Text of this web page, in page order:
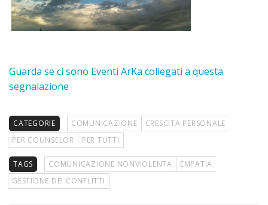
Guarda se ci sono Eventi ArKa collegati a questa
segnalazione
CATEGORIE COMUNICAZIONE
CRESCITA PERSONALE
PER COUNSELOR
PER TUTTI
TAGS COMUNICAZIONE NONVIOLENTA
EMPATIA
GESTIONE DEI CONFLITTI